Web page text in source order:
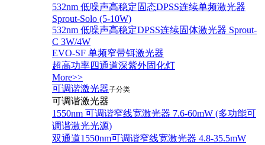
532nm 低噪声高稳定固态DPSS连续单频激光器
Sprout‐Solo (5-10W)
532nm 低噪声高稳定DPSS连续固体激光器 Sprout-
C 3W/4W
EVO-SF 单频窄带铒激光器
超高功率四通道深紫外固化灯
More>>
可调谐激光器子分类
可调谐激光器
1550nm 可调谐窄线宽激光器 7.6-60mW (多功能可
调谐激光光源)
双通道1550nm可调谐窄线宽激光器 4.8-35.5mW